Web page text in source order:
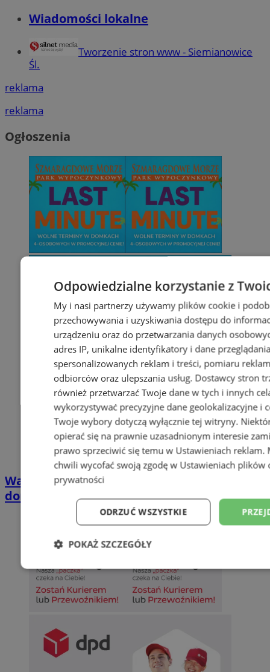
Wiadomości lokalne
Tworzenie stron www - Siemianowice
Śl.
reklama
reklama
Ogłoszenia
Wakacyjny wypoczynek nad Bałtykiem w
domkach Szmaragdowe Morze
Odpowiedzialne korzystanie z
My i nasi partnerzy używamy plików cookie i
przechowywania i uzyskiwania dostępu do
urządzeniu oraz do przetwarzania danych
adres IP, unikalne identyfikatory i dane
spersonalizowanych reklam i treści, pomiaru
odbiorców oraz ulepszania usług. Dostawcy stron
również przetwarzać Twoje dane w tych i innych
wykorzystywać precyzyjne dane geolokalizacyjne i
Twoje wybory dotyczą wyłącznie tej witryny.
opierać się na prawnie uzasadnionym interesie
prawo sprzeciwić się temu w Ustawieniach reklam.
chwili wycofać swoją zgodę w Ustawieniach plików
prywatności
ODRZUĆ WSZYSTKIE
POKAŻ SZCZEGÓŁY
Niezbędne Wydajność